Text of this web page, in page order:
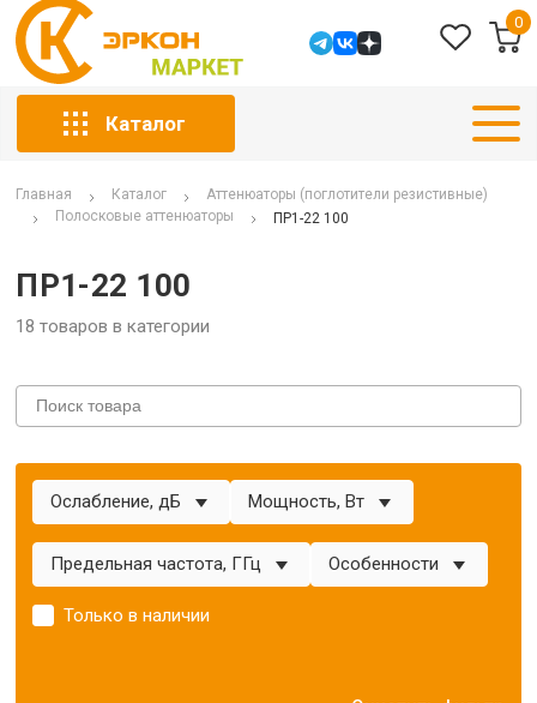
0
Каталог
Главная Каталог
Аттенюаторы (поглотители резистивные)
Полосковые аттенюаторы
ПР1-22 100
ПР1-22 100
18 товаров в категории
Ослабление, дБ Мощность, Вт
Предельная частота, ГГц Особенности
Только в наличии